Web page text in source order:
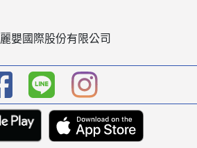
麗嬰國際股份有限公司